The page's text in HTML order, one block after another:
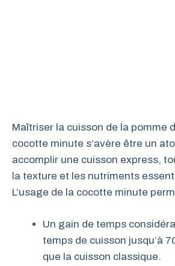
Maîtriser la cuisson de la pomme
cocotte minute s’avère être un
accomplir une cuisson express,
la texture et les nutriments
L’usage de la cocotte minute
Un gain de temps
temps de cuisson jusqu’à
que la cuisson classique.